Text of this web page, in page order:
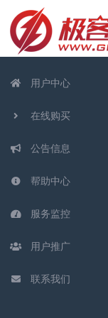
用户中心
在线购买
公告信息
帮助中心
服务监控
用户推广
联系我们